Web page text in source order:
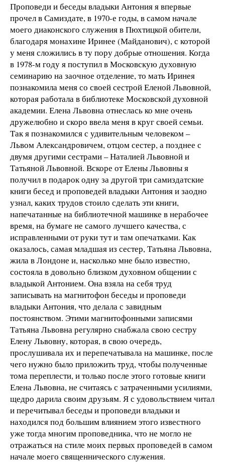
Проповеди и беседы владыки Антония я впервые
прочел в Самиздате, в 1970-е годы, в самом начале
моего диаконского служения в Пюхтицкой обители,
благодаря монахине Иринее (Майданович), с которой
у меня сложились в ту пору добрые отношения. Когда
в 1978-м году я поступил в Московскую духовную
семинарию на заочное отделение, то мать Иринея
познакомила меня со своей сестрой Еленой Львовной,
которая работала в библиотеке Московской духовной
академии. Елена Львовна отнеслась ко мне очень
дружелюбно и скоро ввела меня в круг своей семьи.
Так я познакомился с удивительным человеком –
Львом Александровичем, отцом сестер, а позднее с
двумя другими сестрами – Наталией Львовной и
Татьяной Львовной. Вскоре от Елены Львовны я
получил в подарок одну за другой три самиздатские
книги бесед и проповедей владыки Антония и заодно
узнал, каких трудов стоило сделать эти книги,
напечатанные на библиотечной машинке в нерабочее
время, на бумаге не самого лучшего качества, с
исправленными от руки тут и там опечатками. Как
оказалось, самая младшая из сестер, Татьяна Львовна,
жила в Лондоне и, насколько мне было известно,
состояла в довольно близком духовном общении с
владыкой Антонием. Она взяла на себя труд
записывать на магнитофон беседы и проповеди
владыки Антония, что делала с завидным
постоянством. Этими магнитофонными записями
Татьяна Львовна регулярно снабжала свою сестру
Елену Львовну, которая, в свою очередь,
прослушивала их и перепечатывала на машинке, после
чего нужно было приложить труд, чтобы полученные
тома переплести, и только после этого готовые книги
Елена Львовна, не считаясь с затраченными усилиями,
щедро дарила своим друзьям. Я с удовольствием читал
и перечитывал беседы и проповеди владыки и
находился под большим влиянием этого известного
уже тогда многим проповедника, что не могло не
отражаться на стиле моих первых проповедей в самом
начале моего священнического служения.